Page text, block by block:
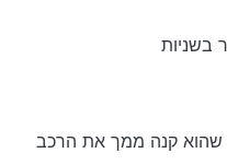
בשניות
שהוא קנה ממך את הרכב